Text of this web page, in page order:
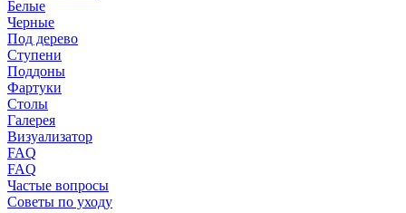
Белые
Черные
Под дерево
Ступени
Поддоны
Фартуки
Столы
Галерея
Визуализатор
FAQ
FAQ
Частые вопросы
Советы по уходу